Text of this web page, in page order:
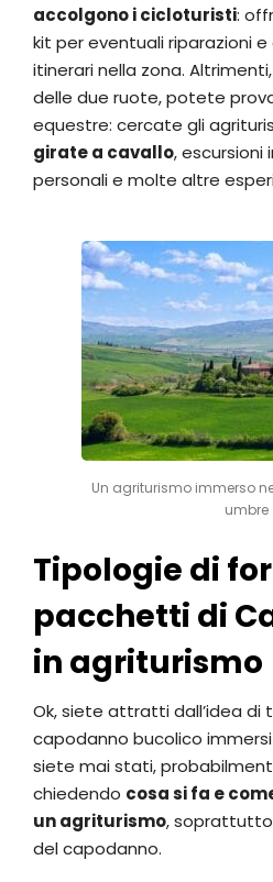
accolgono i cicloturisti:
kit per eventuali riparazioni
itinerari nella zona.
delle due ruote, potete
equestre: cercate gli
girate a cavallo, escursioni
personali e molte altre
Un agriturismo immerso
umbre
Tipologie di
pacchetti di
in agriturismo
Ok, siete attratti dall’idea di
capodanno bucolico
siete mai stati,
chiedendo cosa si fa e
un agriturismo, soprattutto
del capodanno.